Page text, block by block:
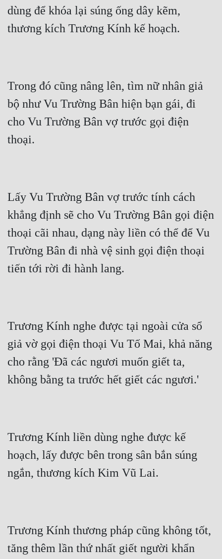
Cơ Trí
Sát Phạt Quyết Đoán
Vô Sỉ
Điềm Đạm
dùng để khóa lại súng ống dây kẽm,
thương kích Trương Kính kế hoạch.
Trong đó cũng nâng lên, tìm nữ nhân giả
bộ như Vu Trường Bân hiện bạn gái, đi
cho Vu Trường Bân vợ trước gọi điện
thoại.
Lấy Vu Trường Bân vợ trước tính cách
khẳng định sẽ cho Vu Trường Bân gọi điện
thoại cãi nhau, dạng này liền có thể để Vu
Trường Bân đi nhà vệ sinh gọi điện thoại
tiến tới rời đi hành lang.
Trương Kính nghe được tại ngoài cửa sổ
giả vờ gọi điện thoại Vu Tố Mai, khả năng
cho rằng 'Đã các ngươi muốn giết ta,
không bằng ta trước hết giết các ngươi.'
Trương Kính liền dùng nghe được kế
hoạch, lấy được bên trong sân bắn súng
ngắn, thương kích Kim Vũ Lai.
Trương Kính thương pháp cũng không tốt,
tăng thêm lần thứ nhất giết người khẩn